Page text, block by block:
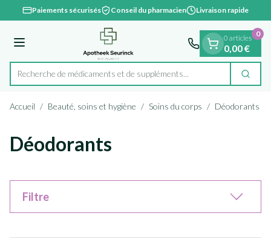
Aller au contenu
1 de 1
Paiements sécurisés Conseil du pharmacien Livraison rapide
Menu
Rechercher
Recherche de médicaments et de suppléments...
0 articles
0,00 €
0
Accueil / Beauté, soins et hygiène / Soins du corps / Déodorants
Déodorants
Filtre